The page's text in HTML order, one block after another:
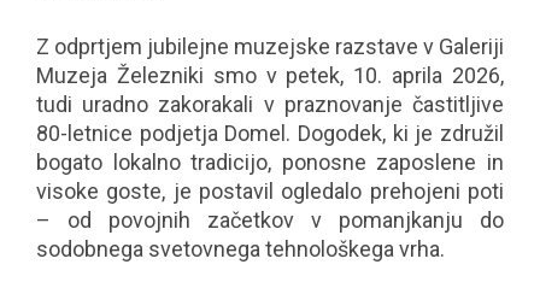
Z odprtjem jubilejne muzejske razstave v Galeriji
Muzeja Železniki smo v petek, 10. aprila 2026,
tudi uradno zakorakali v praznovanje častitljive
80-letnice podjetja Domel. Dogodek, ki je združil
bogato lokalno tradicijo, ponosne zaposlene in
visoke goste, je postavil ogledalo prehojeni poti
– od povojnih začetkov v pomanjkanju do
sodobnega svetovnega tehnološkega vrha.